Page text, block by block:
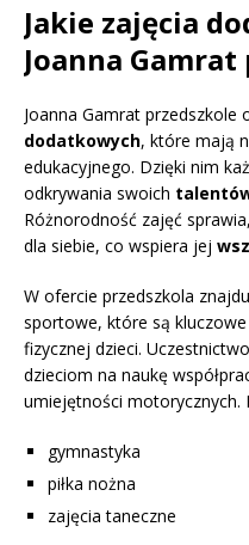
Jakie zajęcia
Joanna
Joanna Gamrat przedszkole
dodatkowych, które mają
edukacyjnego. Dzięki nim
odkrywania swoich
Różnorodność zajęć
dla siebie, co wspiera jej
W ofercie przedszkola
sportowe, które są
fizycznej dzieci.
dzieciom na naukę
umiejętności motorycznych.
gymnastyka
piłka nożna
zajęcia taneczne